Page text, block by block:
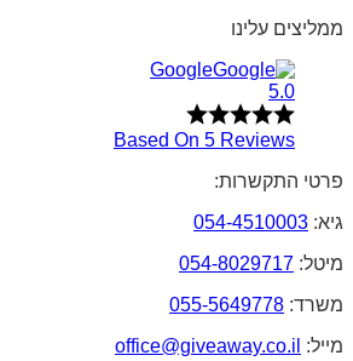
ממליצים עלינו
Google
5.0
Based On 5 Reviews
פרטי התקשרות:
גיא: 054-4510003
מיטל: 054-8029717
משרד: 055-5649778
מייל: office@giveaway.co.il